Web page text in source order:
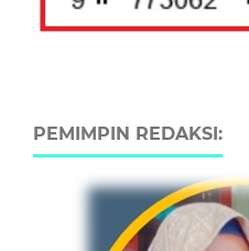
PEMIMPIN REDAKSI: